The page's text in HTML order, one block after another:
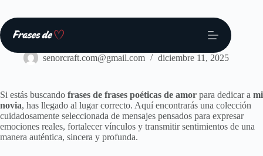
contenido
Frases
senorcraft.com@gmail.com diciembre 11, 2025
Si estás buscando frases de frases poéticas de amor para dedicar a mi
novia, has llegado al lugar correcto. Aquí encontrarás una colección
cuidadosamente seleccionada de mensajes pensados para expresar
emociones reales, fortalecer vínculos y transmitir sentimientos de una
manera auténtica, sincera y profunda.